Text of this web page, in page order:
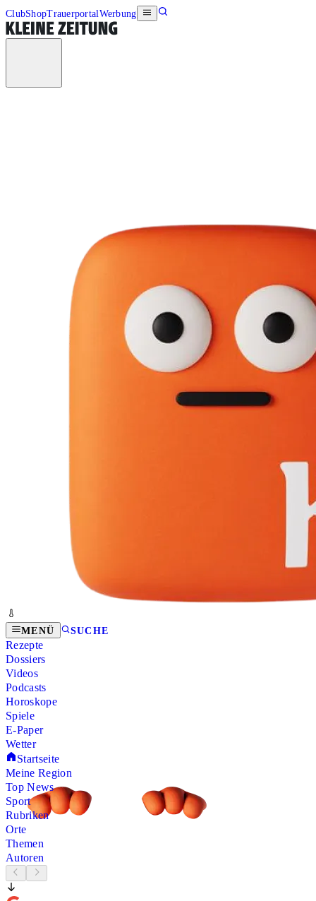
ClubShopTrauerportalWerbung
MENÜ SUCHE
Rezepte
Dossiers
Videos
Podcasts
Horoskope
Spiele
E-Paper
Wetter
Startseite
Meine Region
Top News
Sport
Rubriken
Orte
Themen
Autoren